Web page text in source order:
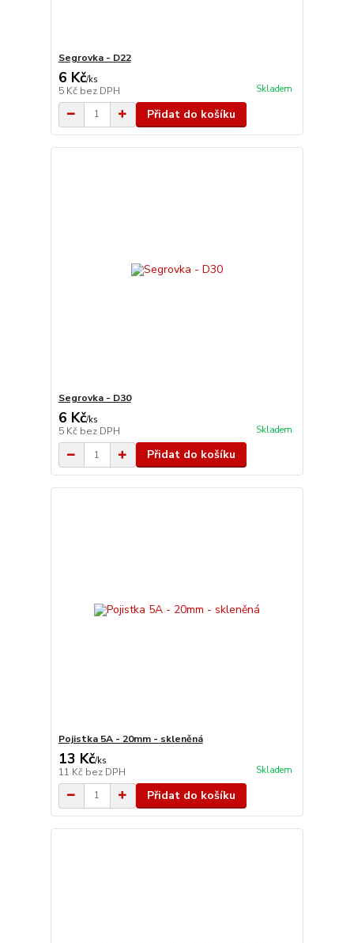
Segrovka - D22
6 Kč/ks
5 Kč bez DPH Skladem
Přidat do košíku
Segrovka - D30
6 Kč/ks
5 Kč bez DPH Skladem
Přidat do košíku
Pojistka 5A - 20mm - skleněná
13 Kč/ks
11 Kč bez DPH Skladem
Přidat do košíku